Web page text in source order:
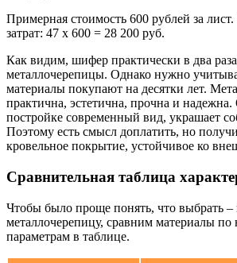
Примерная стоимость 600 рублей за
затрат: 47 х 600 = 28 200 руб.
Как видим, шифер практически в два
металлочерепицы. Однако нужно
материалы покупают на десятки лет.
практична, эстетична, прочна и
постройке современный вид, украшает
Поэтому есть смысл доплатить, но
кровельное покрытие, устойчивое ко
Сравнительная таблица
Чтобы было проще понять, что выбрать
металлочерепицу, сравним материалы
параметрам в таблице.